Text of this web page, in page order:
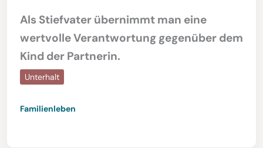
Als Stiefvater übernimmt man eine
wertvolle Verantwortung gegenüber dem
Kind der Partnerin.
Unterhalt
Familienleben